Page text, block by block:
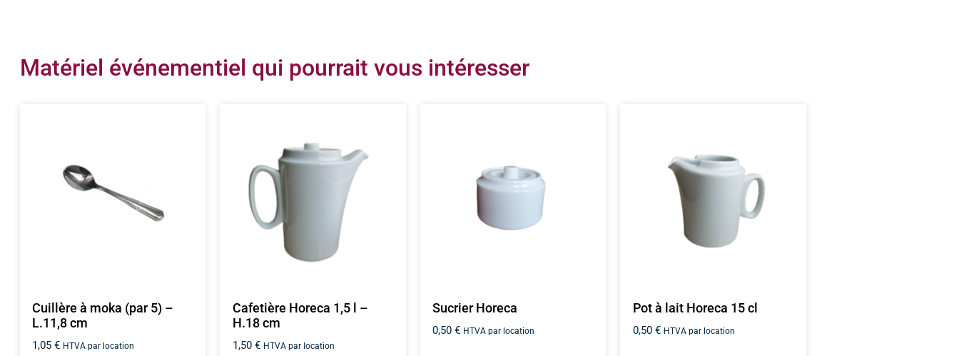
Matériel événementiel qui pourrait vous intéresser
Cuillère à moka (par 5) –
L.11,8 cm
1,05€ HTVA par location
Cafetière Horeca 1,5 l –
H.18 cm
1,50 € HTVA par location
Sucrier Horeca
0,50€ HTVA par location
Pot à lait Horeca 15 cl
0,50 € HTVA par location